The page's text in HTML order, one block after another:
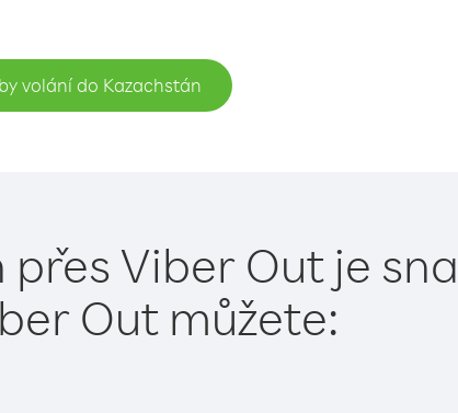
volání do Kazachstán
Viber Out je
Out můžete: